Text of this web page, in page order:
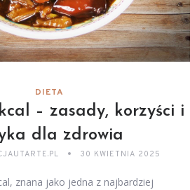
DIETA
– zasady, korzyści i
dla zdrowia
30 KWIETNIA 2025
znana jako jedna z najbardziej